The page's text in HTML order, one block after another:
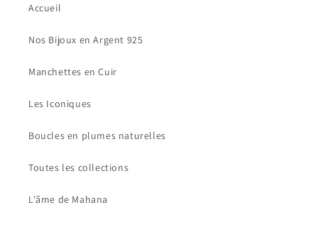
Accueil
Nos Bijoux en Argent 925
Manchettes en Cuir
Les Iconiques
Boucles en plumes naturelles
Toutes les collections
L'âme de Mahana